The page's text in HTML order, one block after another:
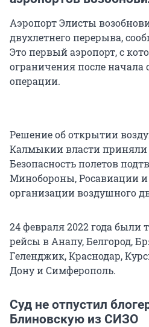
Аэропорт Элисты
двухлетнего перерыва,
Это первый аэропорт, с
ограничения после начала
операции.
Решение об открытии
Калмыкии власти приняли
Безопасность полетов
Минобороны, Росавиации
организации воздушного
24 февраля 2022 года были
рейсы в Анапу, Белгород,
Геленджик, Краснодар,
Дону и Симферополь.
Суд не отпустил
Блиновскую из СИЗО